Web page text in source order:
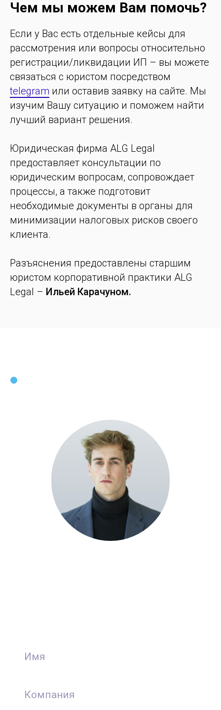
Чем мы можем Вам помочь?
Если у Вас есть отдельные кейсы для
рассмотрения или вопросы относительно
регистрации/ликвидации ИП – вы можете
связаться с юристом посредством
telegram или оставив заявку на сайте. Мы
изучим Вашу ситуацию и поможем найти
лучший вариант решения.
Юридическая фирма ALG Legal
предоставляет консультации по
юридическим вопросам, сопровождает
процессы, а также подготовит
необходимые документы в органы для
минимизации налоговых рисков своего
клиента.
Разъяснения предоставлены старшим
юристом корпоративной практики ALG
Legal – Ильей Карачуном.